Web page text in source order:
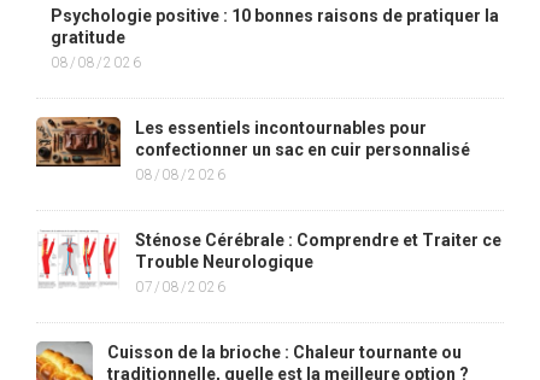
Psychologie positive : 10 bonnes raisons de pratiquer la
gratitude
08/08/2026
Les essentiels incontournables pour
confectionner un sac en cuir personnalisé
08/08/2026
Sténose Cérébrale : Comprendre et Traiter ce
Trouble Neurologique
07/08/2026
Cuisson de la brioche : Chaleur tournante ou
traditionnelle, quelle est la meilleure option ?